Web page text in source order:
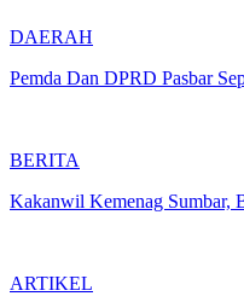
DAERAH
Pemda Dan DPRD Pasbar
BERITA
Kakanwil Kemenag Sumbar,
ARTIKEL